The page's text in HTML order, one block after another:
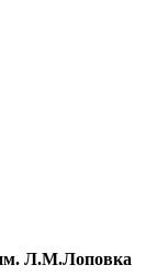
Л.М.Лоповка